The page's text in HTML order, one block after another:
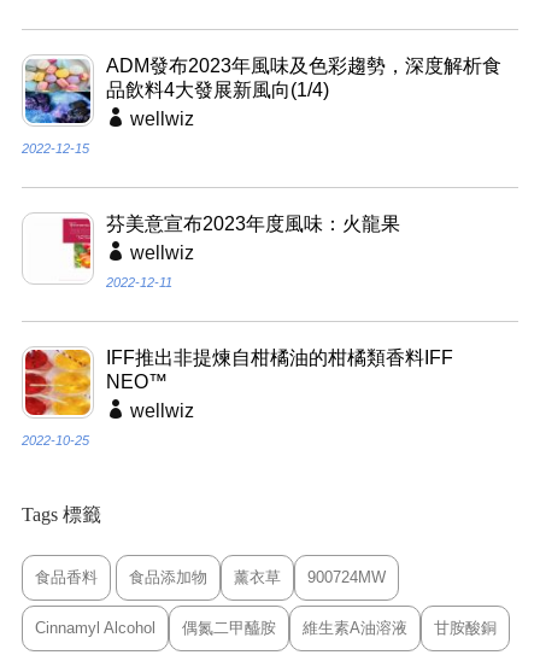
ADM發布2023年風味及色彩趨勢，深度解析食
品飲料4大發展新風向(1/4)
wellwiz
2022-12-15
芬美意宣布2023年度風味：火龍果
wellwiz
2022-12-11
IFF推出非提煉自柑橘油的柑橘類香料IFF
NEO™
wellwiz
2022-10-25
Tags 標籤
食品香料 食品添加物 薰衣草 900724MW
Cinnamyl Alcohol 偶氮二甲醯胺 維生素A油溶液 甘胺酸銅